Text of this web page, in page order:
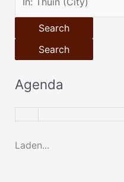
Search
Search
Agenda
Laden...